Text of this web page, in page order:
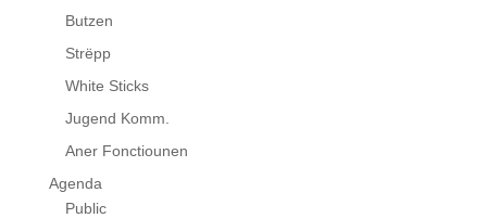
Butzen
Strëpp
White Sticks
Jugend Komm.
Aner Fonctiounen
Agenda
Public